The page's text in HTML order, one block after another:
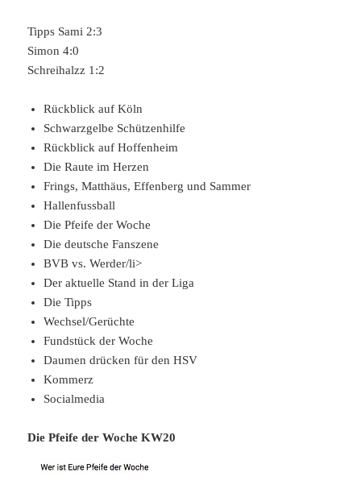
Tipps Sami 2:3
Simon 4:0
Schreihalzz 1:2
Rückblick auf Köln
Schwarzgelbe Schützenhilfe
Rückblick auf Hoffenheim
Die Raute im Herzen
Frings, Matthäus, Effenberg und Sammer
Hallenfussball
Die Pfeife der Woche
Die deutsche Fanszene
BVB vs. Werder/li>
Der aktuelle Stand in der Liga
Die Tipps
Wechsel/Gerüchte
Fundstück der Woche
Daumen drücken für den HSV
Kommerz
Socialmedia
Die Pfeife der Woche KW20